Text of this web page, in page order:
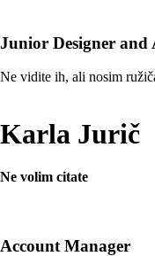
Junior Designer and
Ne vidite ih, ali nosim
Karla Jurič
Ne volim citate
Account Manager